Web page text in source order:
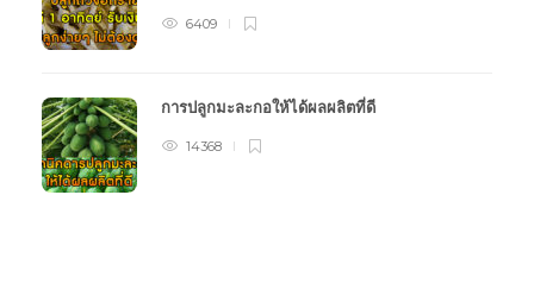
6409
การปลูกมะละกอให้ได้ผลผลิตที่ดี
14368